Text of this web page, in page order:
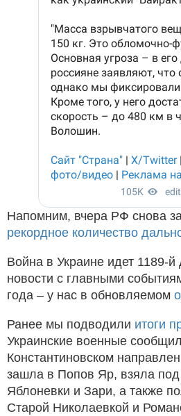
Напомним, вчера РФ снова
рекордное количество
Война в Украине идет 1189-
новости с главными
года – у нас в обновляемом
Ранее мы подводили итоги
Украинские военные
Константиновском
зашла в Попов Яр, взяла под
Яблоневки и Зари, а также
Старой Николаевкой и